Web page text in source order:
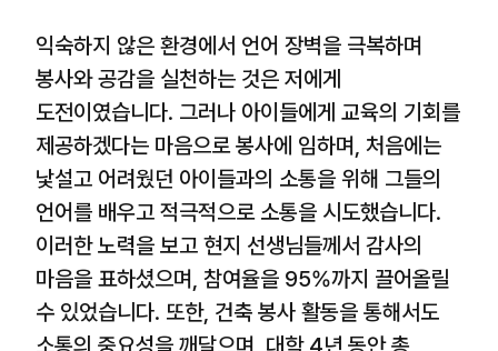
익숙하지 않은 환경에서 언어 장벽을 극복하며
봉사와 공감을 실천하는 것은 저에게
도전이였습니다. 그러나 아이들에게 교육의 기회를
제공하겠다는 마음으로 봉사에 임하며, 처음에는
낯설고 어려웠던 아이들과의 소통을 위해 그들의
언어를 배우고 적극적으로 소통을 시도했습니다.
이러한 노력을 보고 현지 선생님들께서 감사의
마음을 표하셨으며, 참여율을 95%까지 끌어올릴
수 있었습니다. 또한, 건축 봉사 활동을 통해서도
소통의 중요성을 깨달으며, 대학 4년 동안 총